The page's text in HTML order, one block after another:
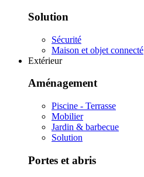
Solution
Sécurité
Maison et objet connecté
Extérieur
Aménagement
Piscine - Terrasse
Mobilier
Jardin & barbecue
Solution
Portes et abris